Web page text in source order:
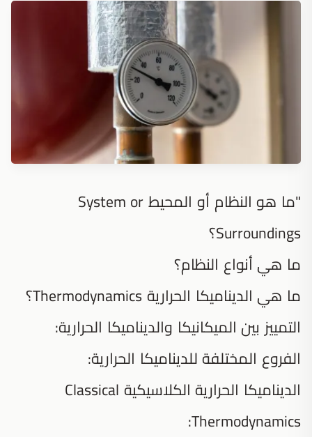
"ما هو النظام أو المحيط System or
Surroundings؟
ما هي أنواع النظام؟
ما هي الديناميكا الحرارية Thermodynamics؟
التمييز بين الميكانيكا والديناميكا الحرارية:
الفروع المختلفة للديناميكا الحرارية:
الديناميكا الحرارية الكلاسيكية Classical
Thermodynamics: